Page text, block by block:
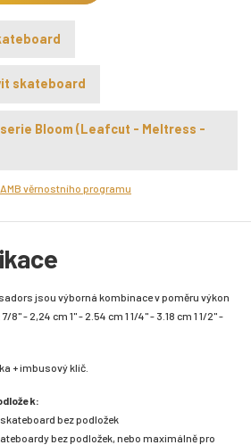
skateboard
Bloom (Leafcut - Meltress -
AMB věrnostního programu
jsou výborná kombinace v poměru výkon
8" - 2,24 cm 1" - 2.54 cm 1 1/4" - 3.18 cm 1 1/2" -
+ imbusový klíč.
bez podložek
bez podložek, nebo maximálně pro